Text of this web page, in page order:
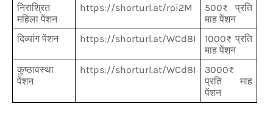
निराश्रित
महिला पेंशन
https://shorturl.at/roi2M
500₹ प्रति
माह पेंशन
दिव्यांग पेंशन
https://shorturl.at/WCd8I
1000₹ प्रति
माह पेंशन
कुष्ठावस्था
पेंशन
https://shorturl.at/WCd8I
3000₹
प्रति माह
पेंशन